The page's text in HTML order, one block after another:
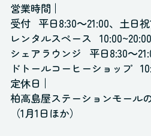
営業時間
受付 平日8:30～21:00、土日
レンタルスペース
10:00~20:00
シェアラウンジ
平日8:30～
ドトールコーヒーショップ
定休日
柏高島屋ステーションモール
（1月1日ほか）